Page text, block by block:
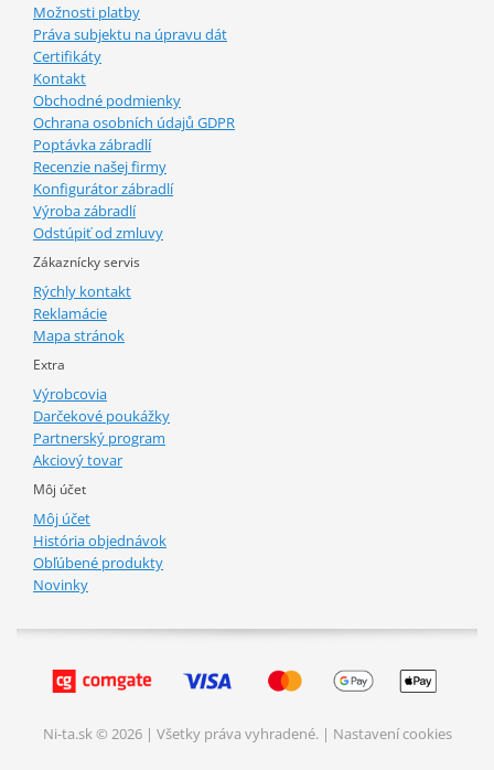
Možnosti platby
Práva subjektu na úpravu dát
Certifikáty
Kontakt
Obchodné podmienky
Ochrana osobních údajů GDPR
Poptávka zábradlí
Recenzie našej firmy
Konfigurátor zábradlí
Výroba zábradlí
Odstúpiť od zmluvy
Zákaznícky servis
Rýchly kontakt
Reklamácie
Mapa stránok
Extra
Výrobcovia
Darčekové poukážky
Partnerský program
Akciový tovar
Môj účet
Môj účet
História objednávok
Obľúbené produkty
Novinky
Ni-ta.sk © 2026 | Všetky práva vyhradené. | Nastavení cookies